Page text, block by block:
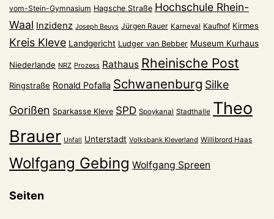
vom-Stein-Gymnasium Hagsche Straße Hochschule Rhein-
Waal Inzidenz Joseph Beuys Jürgen Rauer Karneval Kaufhof Kirmes
Kreis Kleve Landgericht Ludger van Bebber Museum Kurhaus
Niederlande NRZ Prozess Rathaus Rheinische Post
Ringstraße Ronald Pofalla Schwanenburg Silke
Gorißen Sparkasse Kleve SPD Spoykanal Stadthalle Theo
Brauer Unfall Unterstadt Volksbank Kleverland Willibrord Haas
Wolfgang Gebing Wolfgang Spreen
Seiten